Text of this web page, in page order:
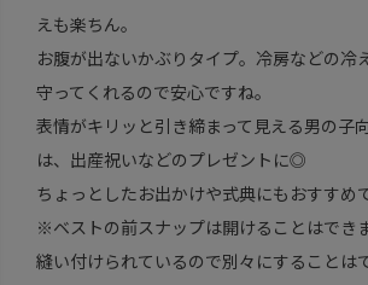
えも楽ちん。
お腹が出ないかぶりタイプ。冷房などの冷
守ってくれるので安心ですね。
表情がキリッと引き締まって見える男の子
は、出産祝いなどのプレゼントに◎
ちょっとしたお出かけや式典にもおすすめで
※ベストの前スナップは開けることはでき
縫い付けられているので別々にすることは